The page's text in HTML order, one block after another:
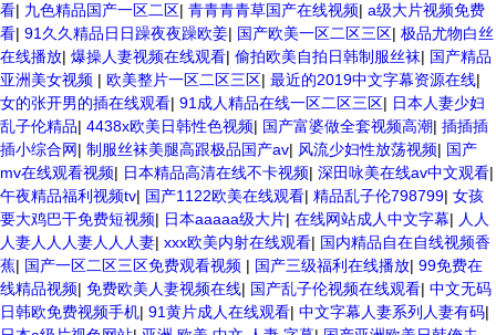
看| 九色精品国产一区二区| 青青青青草国产在线视频| a级大片视频免费
看| 91久久精品日日躁夜夜躁欧姜| 国产欧美一区二区三区| 极品尤物白丝
在线播放| 爆操人妻视频在线观看| 偷拍欧美自拍日韩制服丝袜| 国产精品
亚洲美女视频 | 欧美整片一区二区三区| 最近的2019中文字幕资源在线|
女的张开男的插在线观看| 91成人精品在线一区二区三区| 日本人妻少妇
乱子伦精品| 4438x欧美日韩性色视频| 国产富婆做全套视频高潮| 插插插
插小综合网| 制服丝袜美腿高跟极品国产av| 风流少妇性放荡视频| 国产
mv在线观看视频| 日本精品高清在线不卡视频| 深田咏美在线av中文观看|
午夜精品福利视频tv| 国产1122欧美在线观看| 精品乱子伦798799| 女孩
要大鸡巴干免费短视频| 日本aaaaa级大片| 在线网站成人中文字幕| 人人
人妻人人人妻人人人妻| xxx欧美内射在线观看| 国内精品自在自线视频香
蕉| 国产一区二区三区免费观看视频 | 国产三级福利在线播放| 99免费在
线精品视频| 免费欧美人妻视频在线| 国产乱子伦视频在线观看| 中文无码
日韩欧免费视频手机| 91黄片成人在线观看| 中文字幕人妻系列人妻有码|